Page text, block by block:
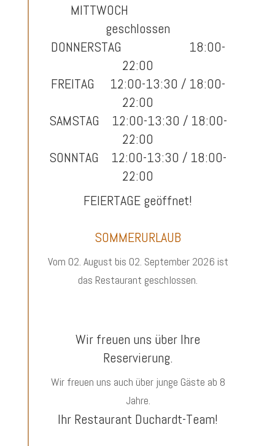
MITTWOCH
geschlossen
DONNERSTAG 18:00-
22:00
FREITAG 12:00-13:30 / 18:00-
22:00
SAMSTAG 12:00-13:30 / 18:00-
22:00
SONNTAG 12:00-13:30 / 18:00-
22:00
FEIERTAGE geöffnet!
SOMMERURLAUB
Vom 02. August bis 02. September 2026 ist
das Restaurant geschlossen.
Wir freuen uns über Ihre
Reservierung.
Wir freuen uns auch über junge Gäste ab 8
Jahre.
Ihr Restaurant Duchardt-Team!